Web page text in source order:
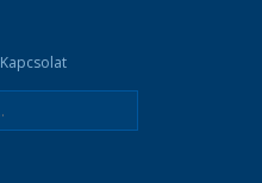
Kapcsolat